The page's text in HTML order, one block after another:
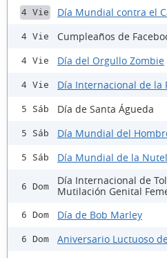
4 Vie Día Mundial contra el
4 Vie Cumpleaños de
4 Vie Día del Orgullo Zombie
4 Vie Día Internacional de la
5 Sáb Día de Santa Águeda
5 Sáb Día Mundial del
5 Sáb Día Mundial de la
6 Dom
Día Internacional de
Mutilación Genital
6 Dom Día de Bob Marley
6 Dom Aniversario Luctuoso